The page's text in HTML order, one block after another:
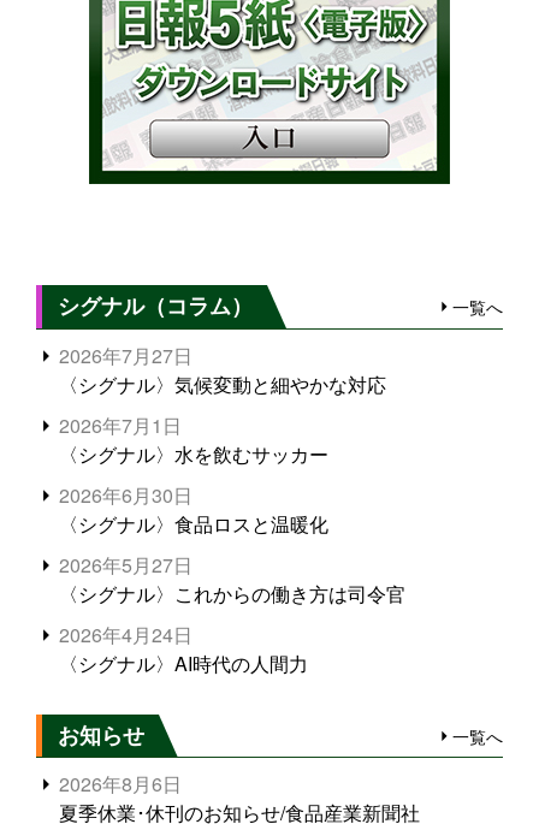
シグナル（コラム） 一覧へ
2026年7月27日
〈シグナル〉気候変動と細やかな対応
2026年7月1日
〈シグナル〉水を飲むサッカー
2026年6月30日
〈シグナル〉食品ロスと温暖化
2026年5月27日
〈シグナル〉これからの働き方は司令官
2026年4月24日
〈シグナル〉AI時代の人間力
お知らせ 一覧へ
2026年8月6日
夏季休業･休刊のお知らせ/食品産業新聞社